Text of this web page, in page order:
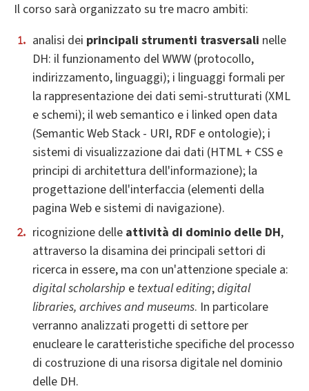
Il corso sarà organizzato su tre macro ambiti:
analisi dei principali strumenti trasversali nelle
DH: il funzionamento del WWW (protocollo,
indirizzamento, linguaggi); i linguaggi formali per
la rappresentazione dei dati semi-strutturati (XML
e schemi); il web semantico e i linked open data
(Semantic Web Stack - URI, RDF e ontologie); i
sistemi di visualizzazione dai dati (HTML + CSS e
principi di architettura dell'informazione); la
progettazione dell'interfaccia (elementi della
pagina Web e sistemi di navigazione).
ricognizione delle attività di dominio delle DH,
attraverso la disamina dei principali settori di
ricerca in essere, ma con un'attenzione speciale a:
digital scholarship e textual editing;digital
libraries, archives and museums. In particolare
verranno analizzati progetti di settore per
enucleare le caratteristiche specifiche del processo
di costruzione di una risorsa digitale nel dominio
delle DH.